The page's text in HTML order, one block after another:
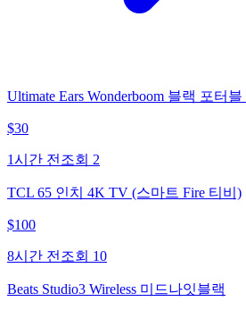
Ultimate Ears Wonderboom 블랙 포터
$30
1시간 전 조회 2
TCL 65 인치 4K TV (스마트 Fire 티비)
$100
8시간 전 조회 10
Beats Studio3 Wireless 미드나잇블랙